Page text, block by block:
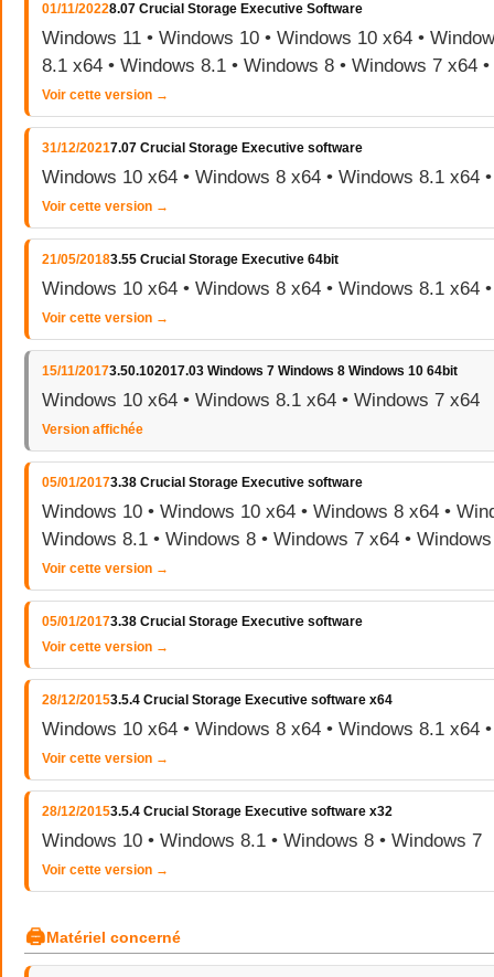
01/11/20228.07 Crucial Storage Executive Software
Windows 11 • Windows 10 • Windows 10 x64 •
8.1 x64 • Windows 8.1 • Windows 8 • Windows 7 x64
Voir cette version →
31/12/20217.07 Crucial Storage Executive software
Windows 10 x64 • Windows 8 x64 • Windows 8.1 x64
Voir cette version →
21/05/20183.55 Crucial Storage Executive 64bit
Windows 10 x64 • Windows 8 x64 • Windows 8.1 x64
Voir cette version →
15/11/20173.50.102017.03 Windows 7 Windows 8 Windows 10 64bit
Windows 10 x64 • Windows 8.1 x64 • Windows 7 x64
Version affichée
05/01/20173.38 Crucial Storage Executive software
Windows 10 • Windows 10 x64 • Windows 8 x64 •
Windows 8.1 • Windows 8 • Windows 7 x64 •
Voir cette version →
05/01/20173.38 Crucial Storage Executive software
Voir cette version →
28/12/20153.5.4 Crucial Storage Executive software x64
Windows 10 x64 • Windows 8 x64 • Windows 8.1 x64
Voir cette version →
28/12/20153.5.4 Crucial Storage Executive software x32
Windows 10 • Windows 8.1 • Windows 8 • Windows 7
Voir cette version →
🖨Matériel concerné